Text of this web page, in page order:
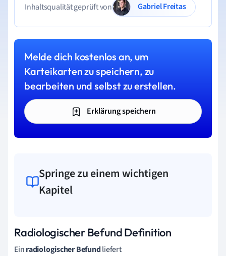
Inhaltsqualität geprüft von
Gabriel Freitas
Melde dich kostenlos an, um
Karteikarten zu speichern, zu
bearbeiten und selbst zu erstellen.
Erklärung speichern
Springe zu einem wichtigen
Kapitel
Radiologischer Befund Definition
Einradiologischer Befundliefert